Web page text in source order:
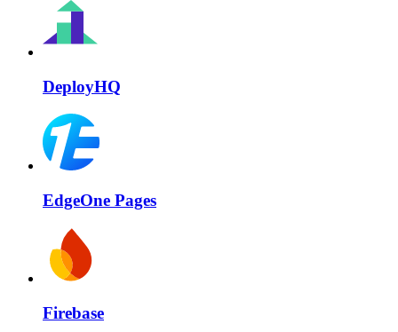
DeployHQ
EdgeOne Pages
Firebase